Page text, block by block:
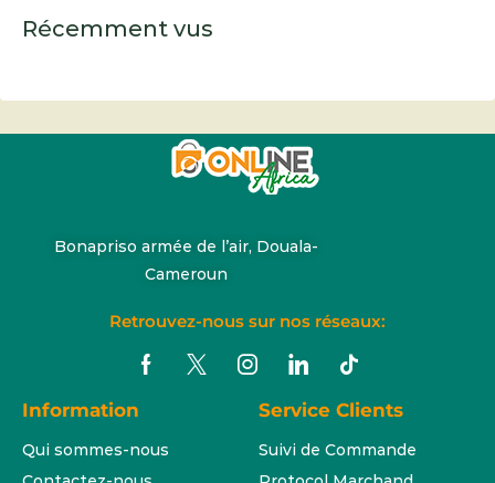
Récemment vus
Bonapriso armée de l’air, Douala-
Cameroun
Retrouvez-nous sur nos réseaux:
Information
Qui sommes-nous
Service Clients
Suivi de Commande